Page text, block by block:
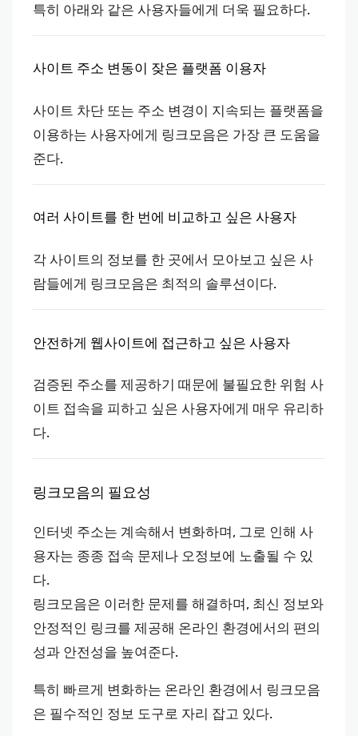
특히 아래와 같은 사용자들에게 더욱 필요하다.
사이트 주소 변동이 잦은 플랫폼 이용자
사이트 차단 또는 주소 변경이 지속되는 플랫폼을
이용하는 사용자에게 링크모음은 가장 큰 도움을
준다.
여러 사이트를 한 번에 비교하고 싶은 사용자
각 사이트의 정보를 한 곳에서 모아보고 싶은 사
람들에게 링크모음은 최적의 솔루션이다.
안전하게 웹사이트에 접근하고 싶은 사용자
검증된 주소를 제공하기 때문에 불필요한 위험 사
이트 접속을 피하고 싶은 사용자에게 매우 유리하
다.
링크모음의 필요성
인터넷 주소는 계속해서 변화하며, 그로 인해 사
용자는 종종 접속 문제나 오정보에 노출될 수 있
다.
링크모음은 이러한 문제를 해결하며, 최신 정보와
안정적인 링크를 제공해 온라인 환경에서의 편의
성과 안전성을 높여준다.
특히 빠르게 변화하는 온라인 환경에서 링크모음
은 필수적인 정보 도구로 자리 잡고 있다.